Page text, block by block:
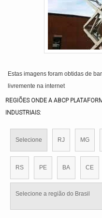
Estas imagens foram obtidas de
livremente na internet
REGIÕES ONDE A ABCP
INDUSTRIAIS:
Selecione RJ MG
RS PE BA CE
Selecione a região do Brasil